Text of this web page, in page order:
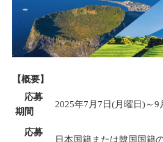
【概要】
応募
期間
2025年7月7日(月曜日)～9
応募
日本国籍または韓国国籍